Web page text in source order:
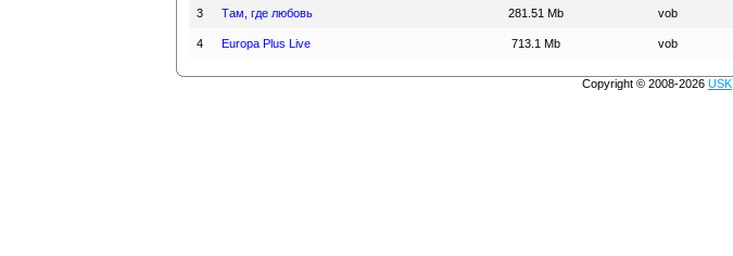
3 Там, где любовь 281.51 Mb vob
4 Europa Plus Live 713.1 Mb vob
Copyright © 2008-2026 USK